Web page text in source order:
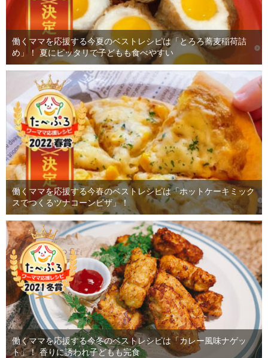
働くママを応援する今夏のベストレシピは「とろろ蕎麦稲荷詰
め」！ 夏にピッタリで子どもも食べやすい
働くママを応援する今春のベストレシピは「ホットケーキミック
スでつくるツナコーンピザ」！
働くママを応援する今冬のベストレシピは「カレー風味ナゲッ
ト」！ 香りに誘われ子どもも完食